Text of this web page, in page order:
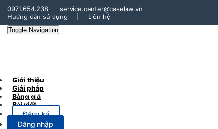
0971.654.238
service.center@caselaw.vn
Hướng dẫn sử dụng
Liên hệ
Toggle Navigation
Giới thiệu
Giải pháp
Bảng giá
Bài viết
Đăng ký
Đăng nhập